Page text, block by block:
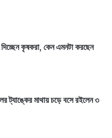
শোনা গঞ্জনার হাত
মা হওয়ার মন গড়া
দিয়েছে। ঘটনাটি
সংস্থার সাহায্য
দিচ্ছেন কৃষকরা, কেন এমনটা করছেন
ট্যাঙ্কের মাথায় চড়ে বসে রইলেন ৩